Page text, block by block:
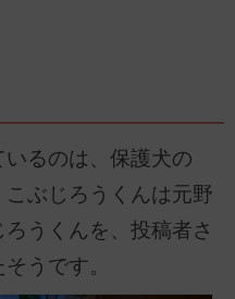
るのは、保護犬の
こぶじろうくんは元野
うくんを、投稿者さ
うです。